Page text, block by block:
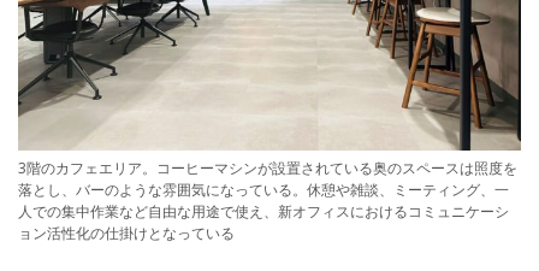
3階のカフェエリア。コーヒーマシンが設置されている奥のスペースは照度を
落とし、バーのような雰囲気になっている。休憩や雑談、ミーティング、一
人での集中作業など自由な用途で使え、新オフィスにおけるコミュニケーシ
ョン活性化の仕掛けとなっている